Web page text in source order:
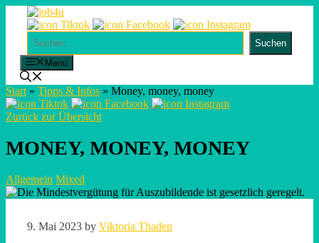
contentSuchen
Suchen
Menü
Start » Tipps & Infos » Money, money, money
Zurück zur Übersicht
MONEY, MONEY, MONEY
Allgemein Mixed
9. Mai 2023 by Viktoria Thaden